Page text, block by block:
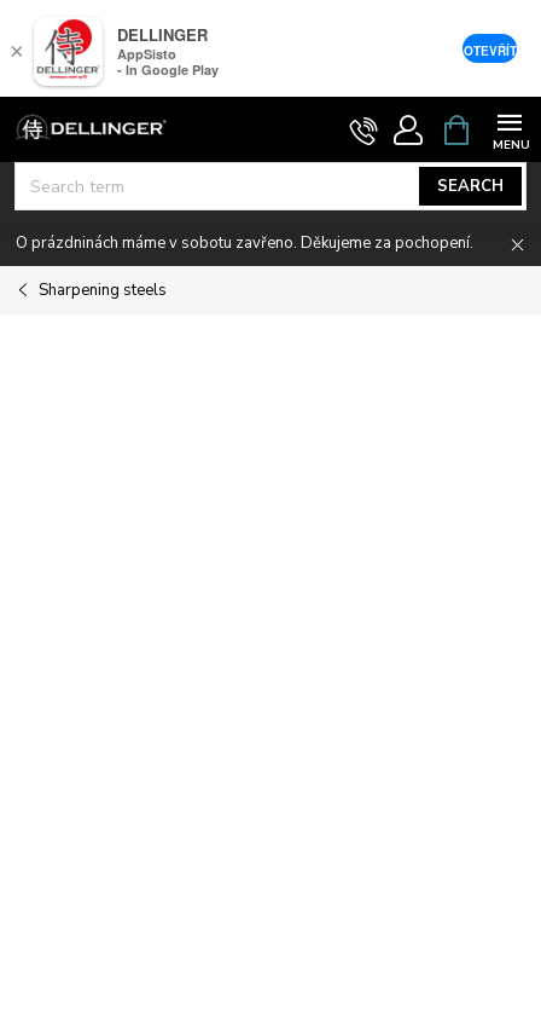
Skip
content
SEARCH
CART
O prázdninách máme v sobotu zavřeno. Děkujeme za pochopení.
Sharpening steels
×
DELLINGER
AppSisto
- In Google Play
OTEVŘÍT